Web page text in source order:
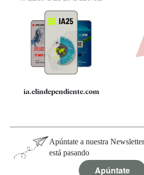
Quiénes somos
Especificaciones
ia.elindependiente.com
Apúntate a nuestra
está pasando
Apúntate